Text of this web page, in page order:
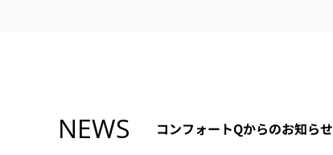
NEWS コンフォートQからのお知らせ